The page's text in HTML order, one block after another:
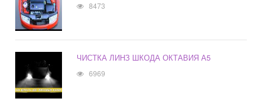
8473
ЧИСТКА ЛИНЗ ШКОДА ОКТАВИЯ А5
6969